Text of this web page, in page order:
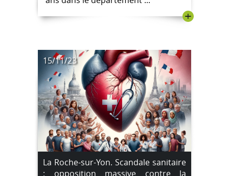
+
15/11/23
La Roche-sur-Yon. Scandale sanitaire
: opposition massive contre la